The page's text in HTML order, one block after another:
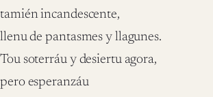
tamién incandescente,
llenu de pantasmes y llagunes.
Tou soterráu y desiertu agora,
pero esperanzáu